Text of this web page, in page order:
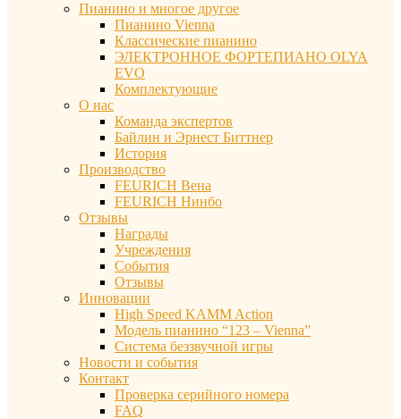
Пианино и многое другое
Пианино Vienna
Классические пианино
ЭЛЕКТРОННОЕ ФОРТЕПИАНО OLYA
EVO
Комплектующие
О нас
Команда экспертов
Байлин и Эрнест Биттнер
История
Производство
FEURICH Вена
FEURICH Нинбо
Отзывы
Награды
Учреждения
События
Отзывы
Инновации
High Speed KAMM Action
Модель пианино “123 – Vienna”
Система беззвучной игры
Новости и события
Контакт
Проверка серийного номера
FAQ